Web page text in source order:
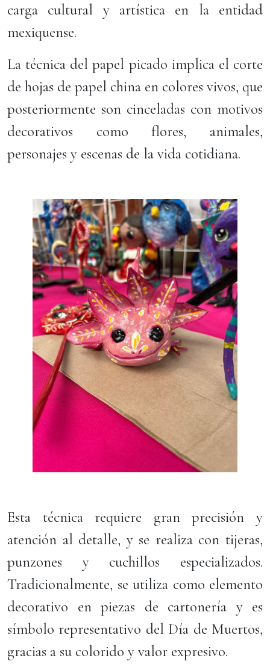
carga cultural y artística en la entidad
mexiquense.
La técnica del papel picado implica el corte
de hojas de papel china en colores vivos, que
posteriormente son cinceladas con motivos
decorativos como flores, animales,
personajes y escenas de la vida cotidiana.
Esta técnica requiere gran precisión y
atención al detalle, y se realiza con tijeras,
punzones y cuchillos especializados.
Tradicionalmente, se utiliza como elemento
decorativo en piezas de cartonería y es
símbolo representativo del Día de Muertos,
gracias a su colorido y valor expresivo.